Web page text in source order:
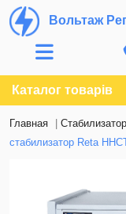
Вольтаж
Каталог товарів
Главная
стабилизатор Reta